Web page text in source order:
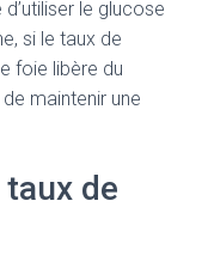
le glucose
si le taux de
foie libère du
maintenir une
de